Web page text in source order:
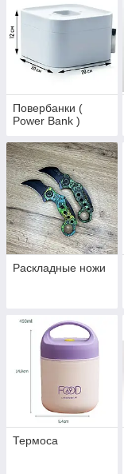
Повербанки (
Power Bank )
Раскладные ножи
Термоса